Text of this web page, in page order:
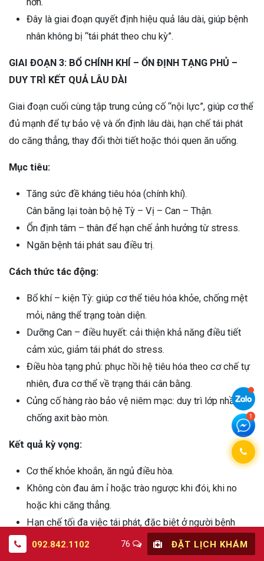
Đây là giai đoạn quyết định hiệu quả lâu dài, giúp bệnh
nhân không bị “tái phát theo chu kỳ”.
GIAI ĐOẠN 3: BỔ CHÍNH KHÍ – ỔN ĐỊNH TẠNG PHỦ –
DUY TRÌ KẾT QUẢ LÂU DÀI
Giai đoạn cuối cùng tập trung củng cố “nội lực”, giúp cơ thể
đủ mạnh để tự bảo vệ và ổn định lâu dài, hạn chế tái phát
do căng thẳng, thay đổi thời tiết hoặc thói quen ăn uống.
Mục tiêu:
Tăng sức đề kháng tiêu hóa (chính khí).
Cân bằng lại toàn bộ hệ Tỳ – Vị – Can – Thận.
Ổn định tâm – thân để hạn chế ảnh hưởng từ stress.
Ngăn bệnh tái phát sau điều trị.
Cách thức tác động:
Bổ khí – kiện Tỳ: giúp cơ thể tiêu hóa khỏe, chống mệt
mỏi, nâng thể trạng toàn diện.
Dưỡng Can – điều huyết: cải thiện khả năng điều tiết
cảm xúc, giảm tái phát do stress.
Điều hòa tạng phủ: phục hồi hệ tiêu hóa theo cơ chế tự
nhiên, đưa cơ thể về trạng thái cân bằng.
Củng cố hàng rào bảo vệ niêm mạc: duy trì lớp nhầy,
chống axit bào mòn.
Kết quả kỳ vọng:
Cơ thể khỏe khoắn, ăn ngủ điều hòa.
Không còn đau âm ỉ hoặc trào ngược khi đói, khi no
hoặc khi căng thẳng.
Hạn chế tối đa việc tái phát, đặc biệt ở người bệnh
mạn tính lâu năm hoặc thể trạng yếu.
092.842.1102 76 ĐẶT LỊCH KHÁM